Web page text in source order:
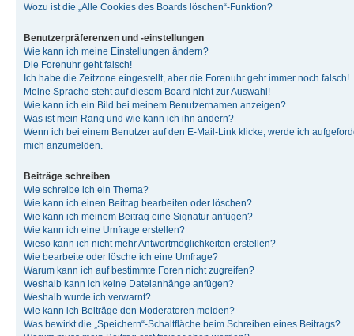
Wozu ist die „Alle Cookies des Boards löschen“-Funktion?
Benutzerpräferenzen und -einstellungen
Wie kann ich meine Einstellungen ändern?
Die Forenuhr geht falsch!
Ich habe die Zeitzone eingestellt, aber die Forenuhr geht immer noch falsch!
Meine Sprache steht auf diesem Board nicht zur Auswahl!
Wie kann ich ein Bild bei meinem Benutzernamen anzeigen?
Was ist mein Rang und wie kann ich ihn ändern?
Wenn ich bei einem Benutzer auf den E-Mail-Link klicke, werde ich
mich anzumelden.
Beiträge schreiben
Wie schreibe ich ein Thema?
Wie kann ich einen Beitrag bearbeiten oder löschen?
Wie kann ich meinem Beitrag eine Signatur anfügen?
Wie kann ich eine Umfrage erstellen?
Wieso kann ich nicht mehr Antwortmöglichkeiten erstellen?
Wie bearbeite oder lösche ich eine Umfrage?
Warum kann ich auf bestimmte Foren nicht zugreifen?
Weshalb kann ich keine Dateianhänge anfügen?
Weshalb wurde ich verwarnt?
Wie kann ich Beiträge den Moderatoren melden?
Was bewirkt die „Speichern“-Schaltfläche beim Schreiben eines Beitrags?